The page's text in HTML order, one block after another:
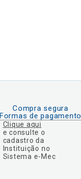
Compra segura
Formas de pagamento
Clique aqui
e consulte o
cadastro da
Instituição no
Sistema e-Mec